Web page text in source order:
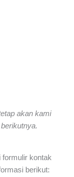
akan kami
formulir kontak
berikut: